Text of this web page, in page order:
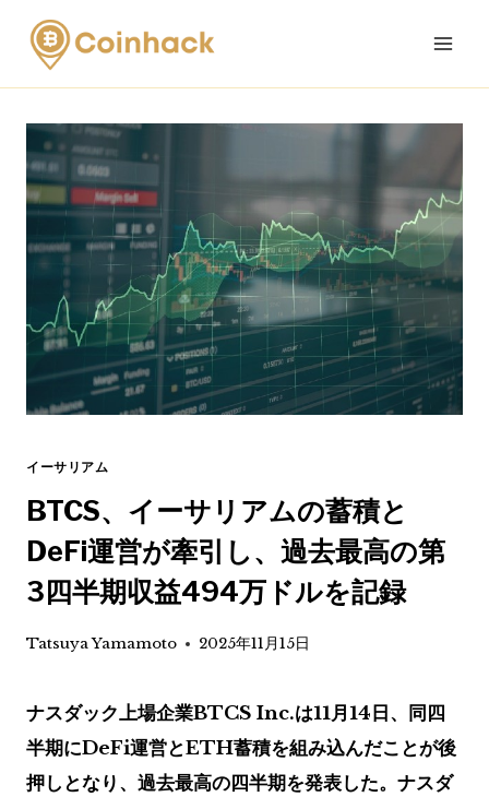
Skip
content
イーサリアム
BTCS、イーサリアムの蓄積と
DeFi運営が牽引し、過去最高の第
3四半期収益494万ドルを記録
Tatsuya Yamamoto 2025年11月15日
ナスダック上場企業BTCS Inc.は11月14日、同四
半期にDeFi運営とETH蓄積を組み込んだことが後
押しとなり、過去最高の四半期を発表した。ナスダ